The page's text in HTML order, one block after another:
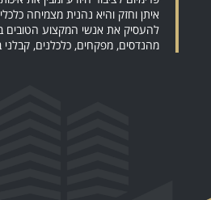
איתן וחזק והיא נהנית מצמיחה
להעסיק את אנשי המקצוע הטובים
מהנדסים, מפקחים, כלכלנים, קבלני